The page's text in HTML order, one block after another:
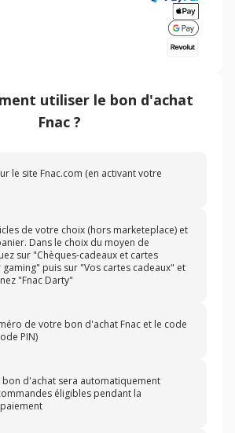
utiliser le bon d'achat
Fnac?
le site Fnac.com (en activant votre
de votre choix (hors marketeplace) et
Dans le choix du moyen de
sur "Chèques-cadeaux et cartes
gaming" puis sur "Vos cartes cadeaux" et
"Fnac Darty"
de votre bon d'achat Fnac et le code
PIN)
bon d'achat sera automatiquement
éligibles pendant la